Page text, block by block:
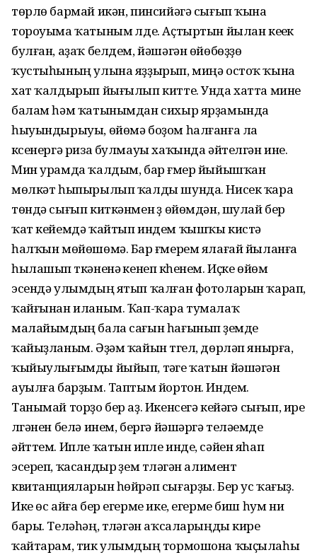
төрлө бармай икән, пинсийәгә сығып ҡына
тороуыма ҡатыным үлде. Аҫтыртын йылан кеүек
булған, аҙаҡ белдем, йәшәгән өйөбөҙҙө
ҡустыһының улына яҙҙырып, миңә остоҡ ҡына
хат ҡалдырып йығылып китте. Унда хатта мине
балам һәм ҡатынымдан сихыр ярҙамында
һыуындырыуы, өйөмә боҙом һалғанға ла
күсенергә риза булмауы хаҡында әйтелгән ине.
Мин урамда ҡалдым, бар ғүмер йыйышҡан
мөлкәт һыпырылып ҡалды шунда. Нисек ҡара
төндә сығып киткәнмен үҙ өйөмдән, шулай бер
ҡат кейемдә ҡайтып индем ҡышҡы кистә
һалҡын мөйөшөмә. Бар ғүмерем ялағай йыланға
һылашып үткәненә үкенеп үкһенем. Иҫке өйөм
эсендә улымдың ятып ҡалған фотоларын ҡарап,
ҡайғынан иланым. Ҡап-ҡара тумалаҡ
малайымдың бала сағын һағынып үҙемде
ҡайыҙланым. Әҙәм ҡайын түгел, дөрләп янырға,
ҡыйыулығымды йыйып, тәүге ҡатын йәшәгән
ауылға барҙым. Таптым йортон. Индем.
Танымай торҙо бер аҙ. Икенсегә кейәүгә сығып, ире
үлгәнен белә инем, бергә йәшәргә теләүемде
әйттем. Ипле ҡатын ипле инде, сәйен яһап
эсереп, ҡасандыр үҙем түләгән алимент
квитанцияларын һөйрәп сығарҙы. Бер ус ҡағыҙ.
Ике өс айға бер егерме ике, егерме биш һум ни
бары. Теләһәң, түләгән аҡсаларыңды кире
ҡайтарам, тик улымдың тормошона ҡыҫылаһы